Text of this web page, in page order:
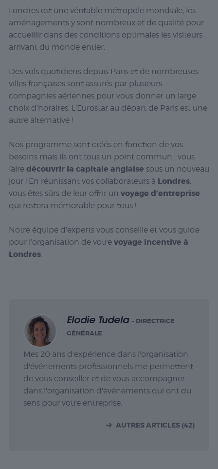
Londres est une véritable métropole mondiale, les
aménagements y sont nombreux et de qualité pour
accueillir dans des conditions optimales les visiteurs
arrivant du monde entier.
Des vols quotidiens depuis Paris et de nombreuses
villes françaises sont assurés par plusieurs
compagnies aériennes pour vous donner un large
choix d’horaires. L’Eurostar au départ de Paris est une
autre alternative !
Nos programme sont créés en fonction de vos
besoins mais ils ont tous un point commun : vous
faire découvrir la capitale anglaise sous un nouveau
jour ! En réunissant vos collaborateurs à Londres,
vous êtes sûrs de leur offrir un voyage d’entreprise
qui restera mémorable pour tous !
Notre équipe d’experts vous conseille et vous guide
pour l’organisation de votre voyage incentive à
Londres.
Elodie Tudela - DIRECTRICE
GÉNÉRALE
Mes 20 ans d'expérience dans l'organisation
d'événements professionnels me permettent
de vous conseiller et de vous accompagner
dans l'organisation d'événements qui ont du
sens pour votre entreprise.
AUTRES ARTICLES (42)